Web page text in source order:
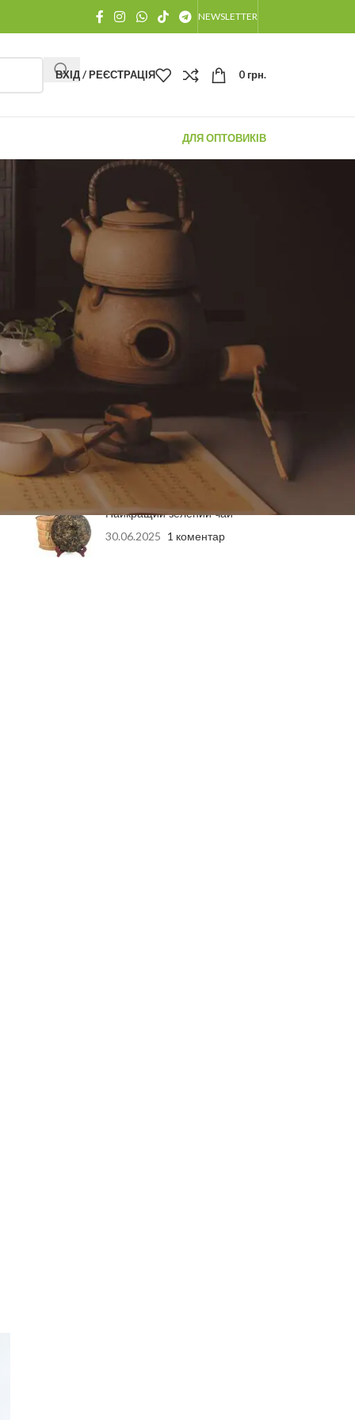
NEWSLETTER
ВХІД / РЕЄСТРАЦІЯ 0 грн.
ДЛЯ ОПТОВИКІВ
ОСТАННІ ПОВІДОМЛЕННЯ
Як Заварювати Китайський
Чай: Вичерпний гід від
розкриття 100% смаку та
аромату
04.06.2026
Подарункові Набори
Елітного Китайського Чаю:
Ідеальний Вибір для
Здоров’я та Насолоди
27.10.2025
Найкращий зелений чай
30.06.2025 1 коментар